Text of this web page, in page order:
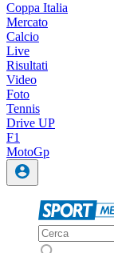
Coppa Italia
Mercato
Calcio
Live
Risultati
Video
Foto
Tennis
Drive UP
F1
MotoGp